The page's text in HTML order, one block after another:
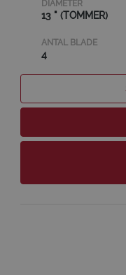
DIAMETER
13 " (TOMMER)
ANTAL BLADE
4